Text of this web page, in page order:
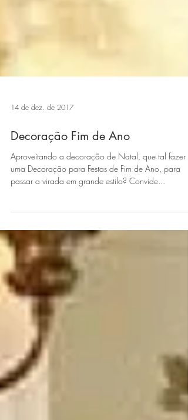
14 de dez. de 2017
Decoração Fim de Ano
Aproveitando a decoração de Natal, que tal fazer
passar a virada em grande estilo? Convide...